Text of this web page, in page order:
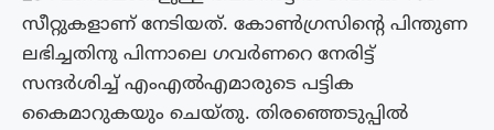
സീറ്റുകളാണ് നേടിയത്. കോൺഗ്രസിൻ്റെ പിന്തുണ
ലഭിച്ചതിനു പിന്നാലെ ഗവർണറെ നേരിട്ട്
സന്ദർശിച്ച് എംഎൽഎമാരുടെ പട്ടിക
കൈമാറുകയും ചെയ്‌തു. തിരഞ്ഞെടുപ്പിൽ